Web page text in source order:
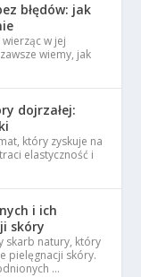
błędów: jak
w jej
wiemy, jak
dojrzałej:
który zyskuje na
elastyczność i
i ich
skóry
skarb natury, który
pielęgnacji skóry.
…